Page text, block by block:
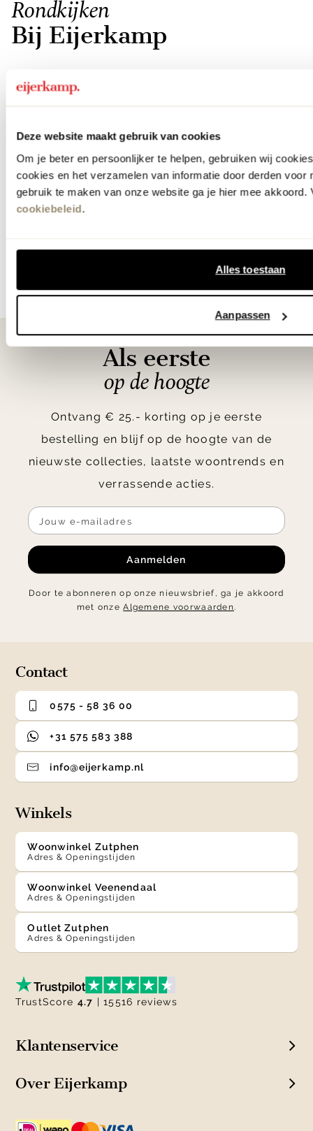
Deze website maakt gebruik van cookies
Om je beter en persoonlijker te helpen, gebruiken wij
cookies en het verzamelen van informatie door derden voor
gebruik te maken van onze website ga je hier mee akkoord.
cookiebeleid.
Alles toestaan
Aanpassen
Rondkijken
Bij Eijerkamp
Als eerste
op de hoogte
Ontvang € 25.- korting op je eerste
bestelling en blijf op de hoogte van de
nieuwste collecties, laatste woontrends en
verrassende acties.
Aanmelden
Door te abonneren op onze nieuwsbrief, ga je akkoord
met onzeAlgemene voorwaarden.
Contact
0575 - 58 36 00
+31 575 583 388
info@eijerkamp.nl
Winkels
Woonwinkel Zutphen
Adres & Openingstijden
Woonwinkel Veenendaal
Adres & Openingstijden
Outlet Zutphen
Adres & Openingstijden
Klantenservice
Over Eijerkamp
TrustScore 4.7 | 15516 reviews